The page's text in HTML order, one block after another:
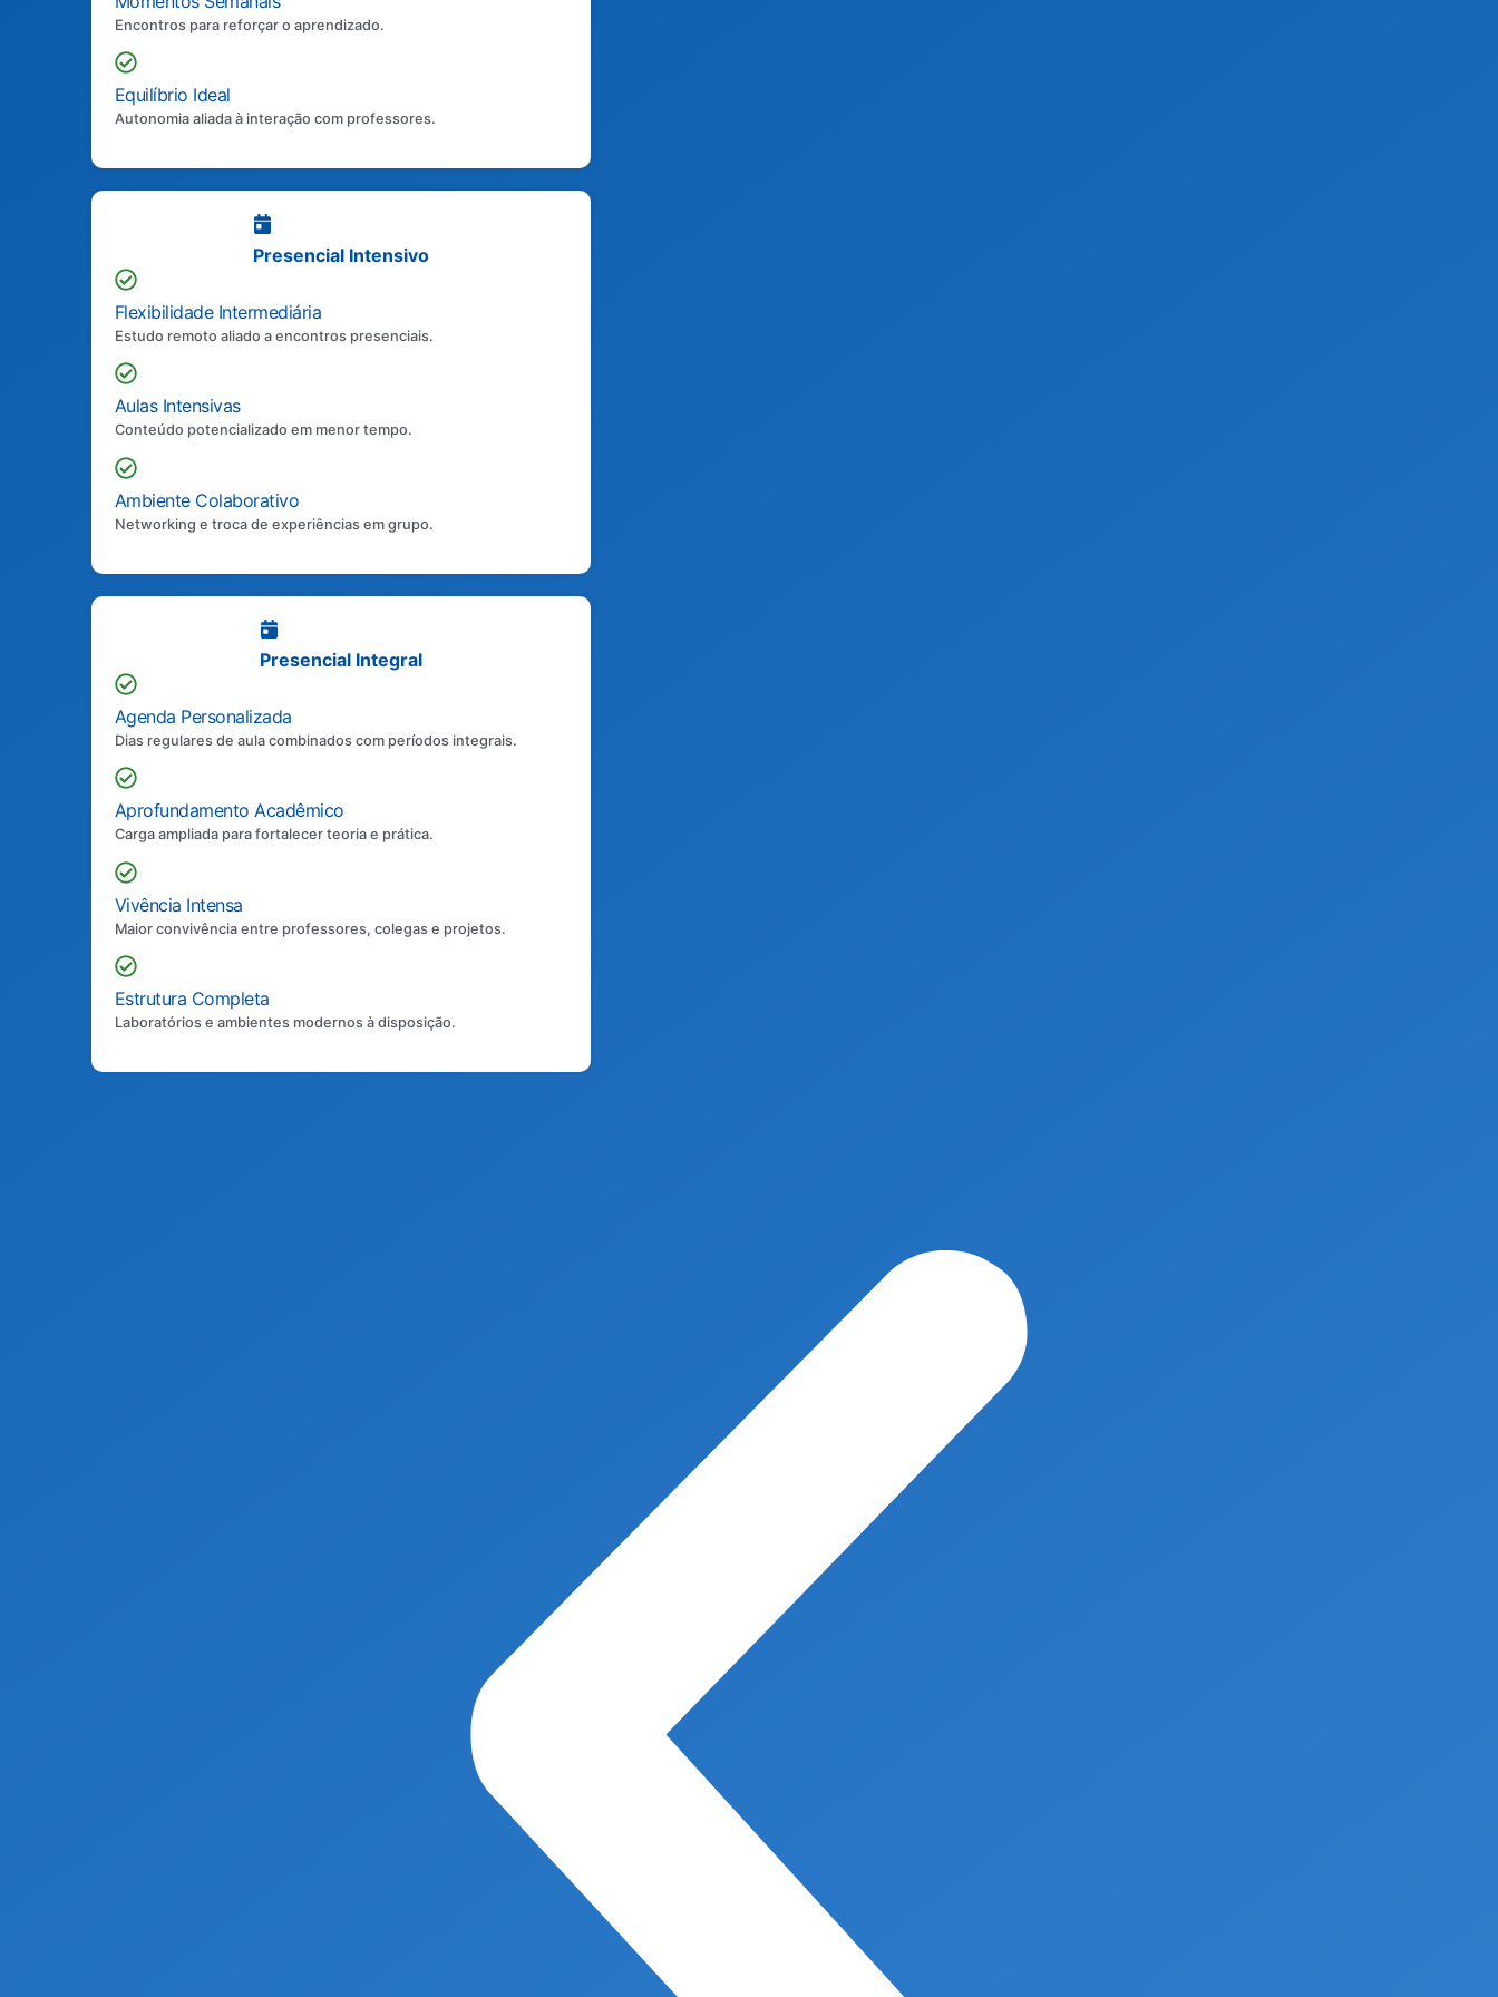
Encontros para reforçar o aprendizado.
Equilíbrio Ideal
Autonomia aliada à interação com professores.
Presencial Intensivo
Flexibilidade Intermediária
Estudo remoto aliado a encontros presenciais.
Aulas Intensivas
Conteúdo potencializado em menor tempo.
Ambiente Colaborativo
Networking e troca de experiências em grupo.
Presencial Integral
Agenda Personalizada
Dias regulares de aula combinados com períodos integrais.
Aprofundamento Acadêmico
Carga ampliada para fortalecer teoria e prática.
Vivência Intensa
Maior convivência entre professores, colegas e projetos.
Estrutura Completa
Laboratórios e ambientes modernos à disposição.